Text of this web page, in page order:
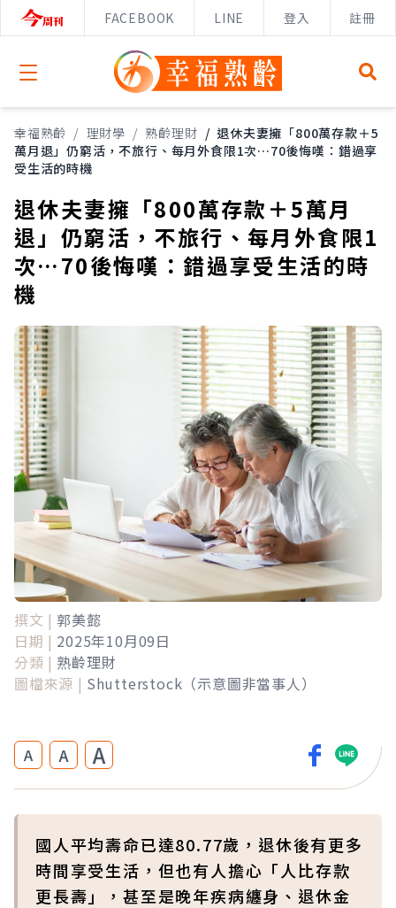
FACEBOOK LINE 登入 註冊
Open menu
幸福熟齡 / 理財學 / 熟齡理財 / 退休夫妻擁「800萬存款＋5
萬月退」仍窮活，不旅行、每月外食限1次…70後悔嘆：錯過享
受生活的時機
退休夫妻擁「800萬存款＋5萬月
退」仍窮活，不旅行、每月外食限1
次…70後悔嘆：錯過享受生活的時
機
撰文 | 郭美懿
日期 | 2025年10月09日
分類 | 熟齡理財
圖檔來源 | Shutterstock（示意圖非當事人）
A A A
國人平均壽命已達80.77歲，退休後有更多
時間享受生活，但也有人擔心「人比存款
更長壽」，甚至是晚年疾病纏身、退休金